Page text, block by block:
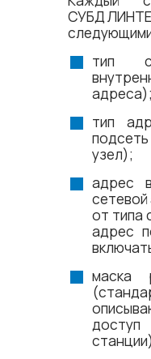
СУБД
тип
адреса);
тип
узел);
адрес
сетевой
от типа
адрес
маска